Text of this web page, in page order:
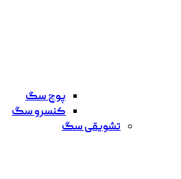
پوچ سگ
کنسرو سگ
تشویقی سگ